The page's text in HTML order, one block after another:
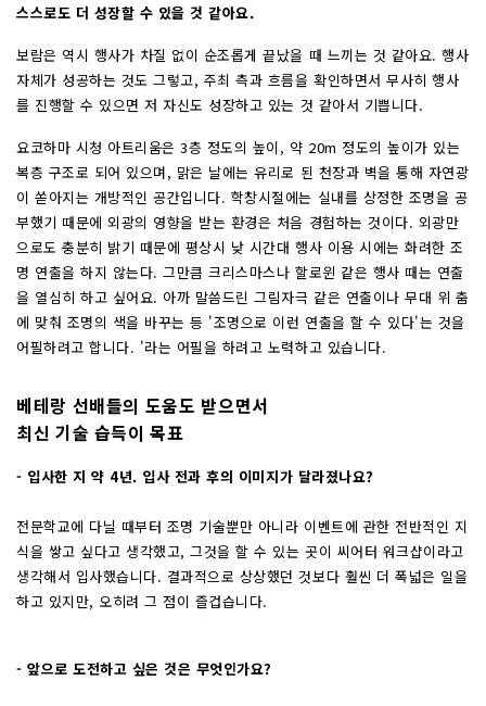
스스로도 더 성장할 수 있을 것 같아요.
보람은 역시 행사가 차질 없이 순조롭게 끝났을 때 느끼는 것 같아요. 행사
자체가 성공하는 것도 그렇고, 주최 측과 흐름을 확인하면서 무사히 행사
를 진행할 수 있으면 저 자신도 성장하고 있는 것 같아서 기쁩니다.
요코하마 시청 아트리움은3층 정도의 높이, 약 20m 정도의 높이가 있는
복층 구조로 되어 있으며, 맑은 날에는 유리로 된 천장과 벽을 통해 자연광
이 쏟아지는 개방적인 공간입니다. 학창시절에는 실내를 상정한 조명을 공
부했기 때문에 외광의 영향을 받는 환경은 처음 경험하는 것이다. 외광만
으로도 충분히 밝기 때문에 평상시 낮 시간대 행사 이용 시에는 화려한 조
명 연출을 하지 않는다. 그만큼 크리스마스나 할로윈 같은 행사 때는 연출
을 열심히 하고 싶어요. 아까 말씀드린 그림자극 같은 연출이나 무대 위 춤
에 맞춰 조명의 색을 바꾸는 등 '조명으로 이런 연출을 할 수 있다'는 것을
어필하려고 합니다. '라는 어필을 하려고 노력하고 있습니다.
베테랑 선배들의 도움도 받으면서
최신 기술 습득이 목표
- 입사한 지 약 4년. 입사 전과 후의 이미지가 달라졌나요?
전문학교에 다닐 때부터 조명 기술뿐만 아니라 이벤트에 관한 전반적인 지
식을 쌓고 싶다고 생각했고, 그것을 할 수 있는 곳이 씨어터 워크샵이라고
생각해서 입사했습니다. 결과적으로 상상했던 것보다 훨씬 더 폭넓은 일을
하고 있지만, 오히려 그 점이 즐겁습니다.
- 앞으로 도전하고 싶은 것은 무엇인가요?